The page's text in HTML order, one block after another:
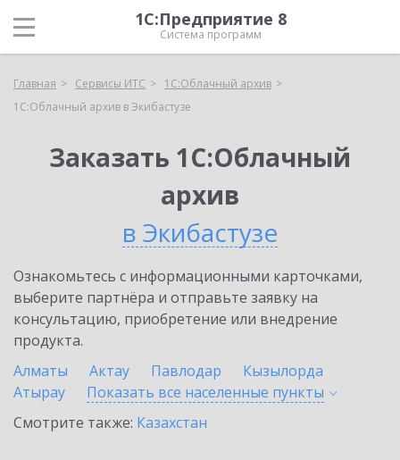
1С:Предприятие 8
Система программ
Главная Сервисы ИТС
1С:Облачный архив
1С:Облачный архив в Экибастузе
Заказать 1С:Облачный
архив
в Экибастузе
Ознакомьтесь с информационными карточками,
выберите партнёра и отправьте заявку на
консультацию, приобретение или внедрение
продукта.
Алматы
Актау Павлодар
Кызылорда
Атырау
Показать все населенные пункты
Смотрите также: Казахстан